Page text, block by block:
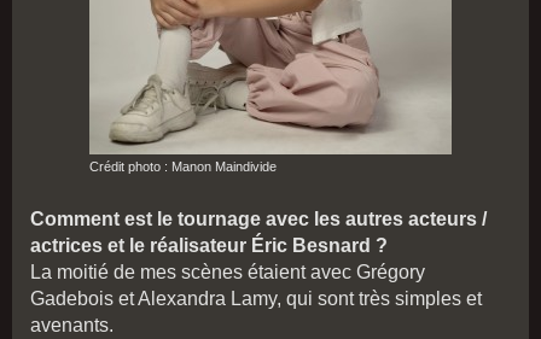
Crédit photo : Manon Maindivide
Comment est le tournage avec les autres acteurs /
actrices et le réalisateur Éric Besnard ?
La moitié de mes scènes étaient avec Grégory
Gadebois et Alexandra Lamy, qui sont très simples et
avenants.